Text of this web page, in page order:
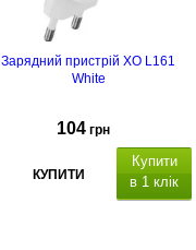
Зарядний пристрій XO L161
White
104 грн
КУПИТИ
Купити
в 1 клік